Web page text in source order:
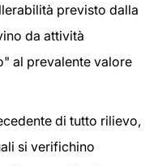
previsto dalla
da attività
al prevalente valore
di tutto rilievo,
si verifichino